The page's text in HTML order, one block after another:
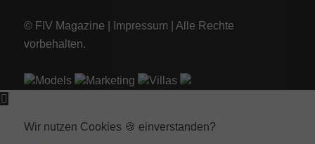
© FIV Magazine | Impressum | Alle Rechte
vorbehalten.
Models Marketing Villas
Wir nutzen Cookies 🍪 einverstanden?